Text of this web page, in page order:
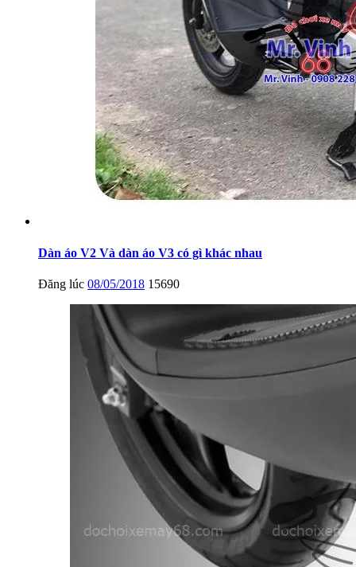
Dàn áo V2 Và dàn áo V3 có gì khác nhau
Đăng lúc 08/05/2018 15690